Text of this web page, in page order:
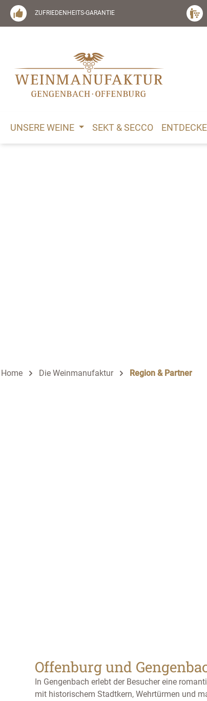
Zur Hauptnavigation springen
ZUFRIEDENHEITS-GARANTIE
UNSERE WEINE SEKT & SECCO
Home Die Weinmanufaktur Region & Partner
Offenburg und
In Gengenbach erlebt der Besucher eine
mit historischem Stadtkern, Wehrtürmen und